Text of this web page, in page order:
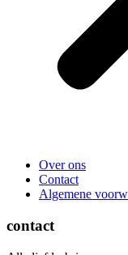
Over ons
Contact
Algemene
contact